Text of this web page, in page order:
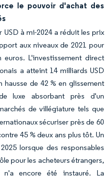
le pouvoir d'achat des
USD à mi-2024 a réduit les prix
aux niveaux de 2021 pour
L'investissement direct
a atteint 14 milliards USD
hausse de 42 % en glissement
luxe absorbant près d'un
de villégiature tels que
sécuriser près de 60
45 % deux ans plus tôt. Un
lorsque des responsables
pour les acheteurs étrangers,
encore été instauré. La